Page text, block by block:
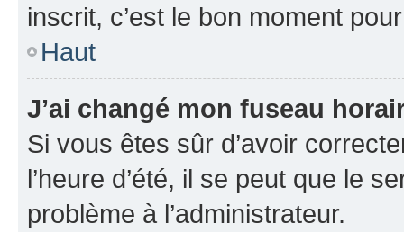
inscrit, c’est le bon moment
Haut
J’ai changé mon fuseau
Si vous êtes sûr d’avoir
l’heure d’été, il se peut que le
problème à l’administrateur.